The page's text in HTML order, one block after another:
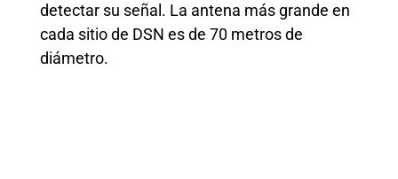
detectar su señal. La antena más grande en
cada sitio de DSN es de 70 metros de
diámetro.